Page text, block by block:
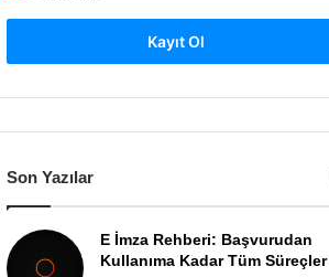
Kayıt Ol
Son Yazılar
E İmza Rehberi: Başvurudan
Kullanıma Kadar Tüm Süreçler